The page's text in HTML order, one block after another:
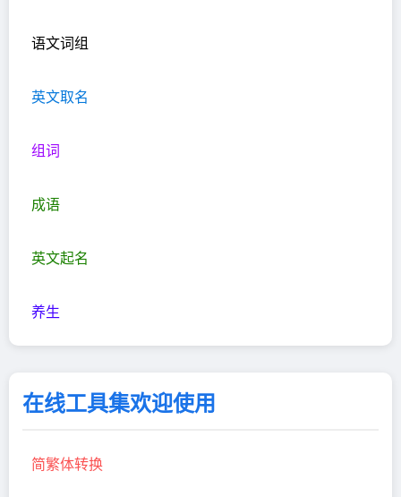
语文词组
英文取名
组词
成语
英文起名
养生
在线工具集欢迎使用
简繁体转换